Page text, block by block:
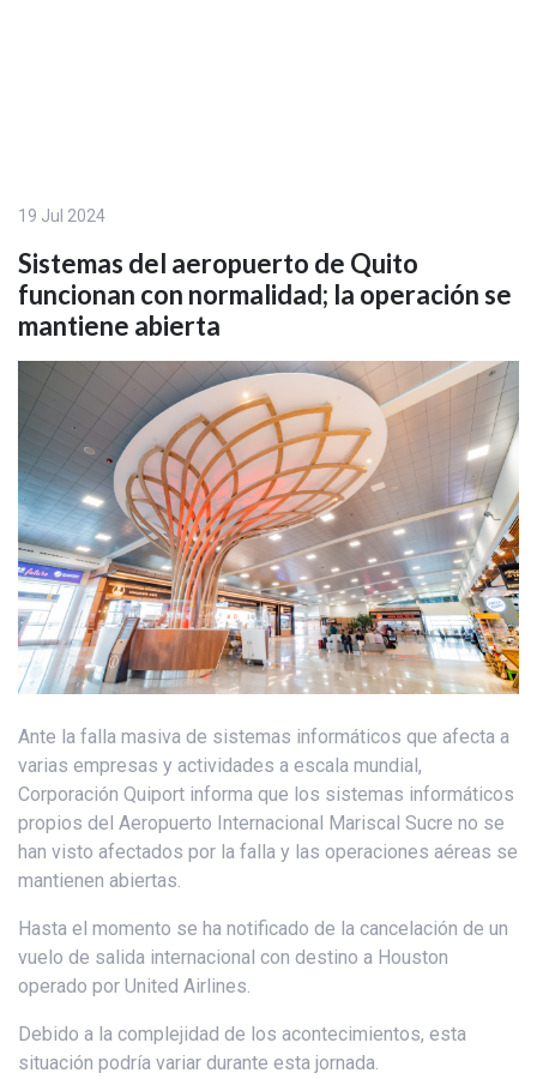
19 Jul 2024
Sistemas del aeropuerto de Quito
funcionan con normalidad; la operación se
mantiene abierta
Ante la falla masiva de sistemas informáticos que afecta a
varias empresas y actividades a escala mundial,
Corporación Quiport informa que los sistemas informáticos
propios del Aeropuerto Internacional Mariscal Sucre no se
han visto afectados por la falla y las operaciones aéreas se
mantienen abiertas.
Hasta el momento se ha notificado de la cancelación de un
vuelo de salida internacional con destino a Houston
operado por United Airlines.
Debido a la complejidad de los acontecimientos, esta
situación podría variar durante esta jornada.